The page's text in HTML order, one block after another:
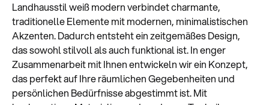
Landhausstil weiß modern verbindet charmante,
traditionelle Elemente mit modernen, minimalistischen
Akzenten. Dadurch entsteht ein zeitgemäßes Design,
das sowohl stilvoll als auch funktional ist. In enger
Zusammenarbeit mit Ihnen entwickeln wir ein Konzept,
das perfekt auf Ihre räumlichen Gegebenheiten und
persönlichen Bedürfnisse abgestimmt ist. Mit